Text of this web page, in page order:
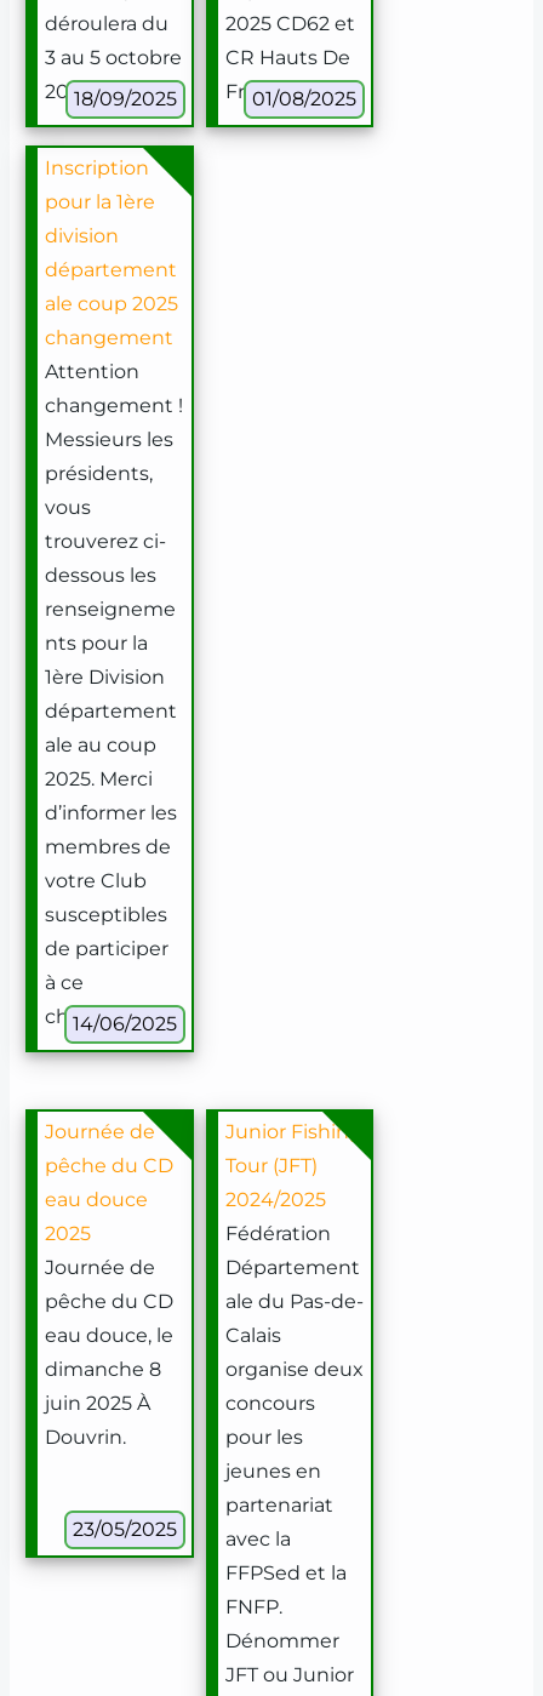
déroulera du
3 au 5 octobre
2025.18/09/2025
2025 CD62 et
CR Hauts De
France
01/08/2025
Inscription
pour la 1ère
division
département
ale coup 2025
changement
Attention
changement !
Messieurs les
présidents,
vous
trouverez ci-
dessous les
renseigneme
nts pour la
1ère Division
département
ale au coup
2025. Merci
d’informer les
membres de
votre Club
susceptibles
de participer
à ce
championnat.
14/06/2025
Journée de
pêche du CD
eau douce
2025
Journée de
pêche du CD
eau douce, le
dimanche 8
juin 2025 À
Douvrin.
23/05/2025
Junior Fishing
Tour (JFT)
2024/2025
Fédération
Département
ale du Pas-de-
Calais
organise deux
concours
pour les
jeunes en
partenariat
avec la
FFPSed et la
FNFP.
Dénommer
JFT ou Junior